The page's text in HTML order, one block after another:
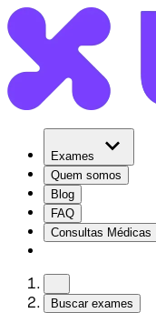
Exames
Quem somos
Blog
FAQ
Consultas Médicas
Buscar exames